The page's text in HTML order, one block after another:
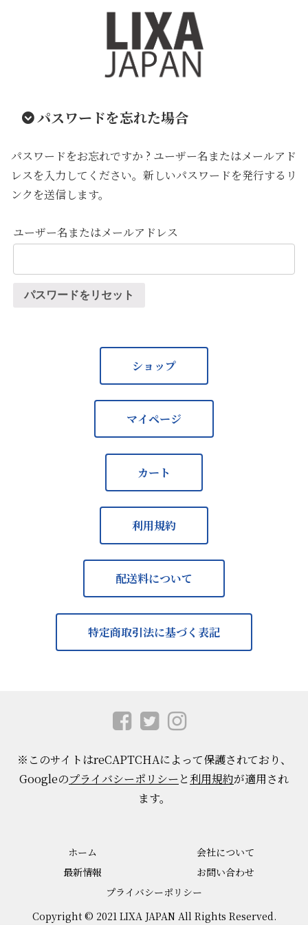
パスワードを忘れた場合
パスワードをお忘れですか ? ユーザー名またはメールアド
レスを入力してください。新しいパスワードを発行するリ
ンクを送信します。
ユーザー名またはメールアドレス
パスワードをリセット
ショップ
マイページ
カート
利用規約
配送料について
特定商取引法に基づく表記
※このサイトはreCAPTCHAによって保護されており、
Googleのプライバシーポリシーと利用規約が適用され
ます。
ホーム
会社について
最新情報
お問い合わせ
プライバシーポリシー
Copyright © 2021 LIXA JAPAN All Rights Reserved.